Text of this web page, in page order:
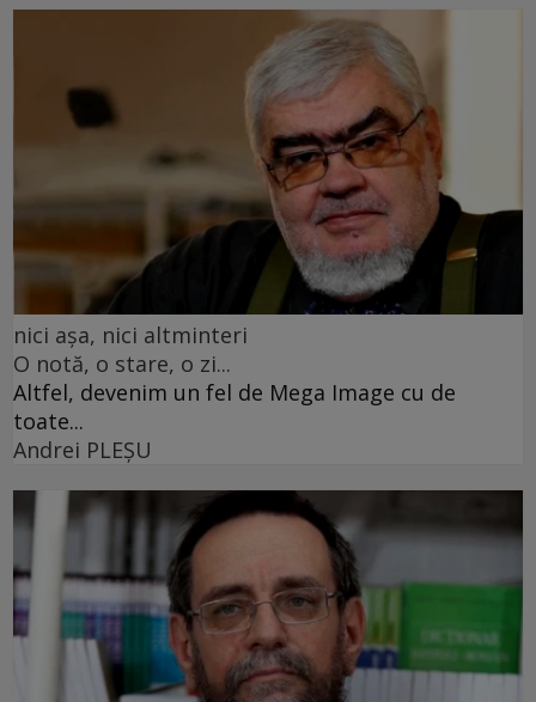
nici așa, nici altminteri
O notă, o stare, o zi...
Altfel, devenim un fel de Mega Image cu de
toate...
Andrei PLEŞU